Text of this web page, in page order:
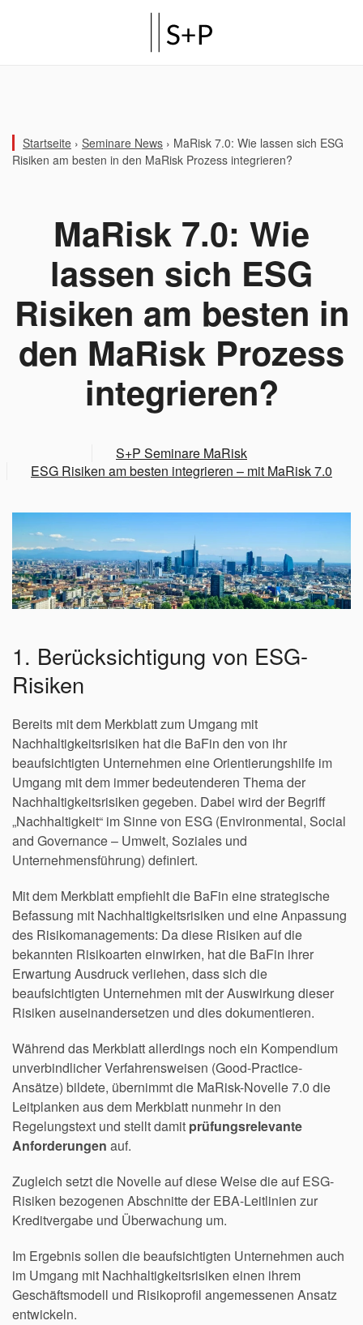
Startseite › Seminare News › MaRisk 7.0: Wie lassen sich ESG
Risiken am besten in den MaRisk Prozess integrieren?
MaRisk 7.0: Wie
lassen sich ESG
Risiken am besten in
den MaRisk Prozess
integrieren?
S+P Seminare MaRisk
ESG Risiken am besten integrieren – mit MaRisk 7.0
1. Berücksichtigung von ESG-
Risiken
Bereits mit dem Merkblatt zum Umgang mit
Nachhaltigkeitsrisiken hat die BaFin den von ihr
beaufsichtigten Unternehmen eine Orientierungshilfe im
Umgang mit dem immer bedeutenderen Thema der
Nachhaltigkeitsrisiken gegeben. Dabei wird der Begriff
„Nachhaltigkeit“ im Sinne von ESG (Environmental, Social
and Governance – Umwelt, Soziales und
Unternehmensführung) definiert.
Mit dem Merkblatt empfiehlt die BaFin eine strategische
Befassung mit Nachhaltigkeitsrisiken und eine Anpassung
des Risikomanagements: Da diese Risiken auf die
bekannten Risikoarten einwirken, hat die BaFin ihrer
Erwartung Ausdruck verliehen, dass sich die
beaufsichtigten Unternehmen mit der Auswirkung dieser
Risiken auseinandersetzen und dies dokumentieren.
Während das Merkblatt allerdings noch ein Kompendium
unverbindlicher Verfahrensweisen (Good-Practice-
Ansätze) bildete, übernimmt die MaRisk-Novelle 7.0 die
Leitplanken aus dem Merkblatt nunmehr in den
Regelungstext und stellt damit prüfungsrelevante
Anforderungen auf.
Zugleich setzt die Novelle auf diese Weise die auf ESG-
Risiken bezogenen Abschnitte der EBA-Leitlinien zur
Kreditvergabe und Überwachung um.
Im Ergebnis sollen die beaufsichtigten Unternehmen auch
im Umgang mit Nachhaltigkeitsrisiken einen ihrem
Geschäftsmodell und Risikoprofil angemessenen Ansatz
entwickeln.